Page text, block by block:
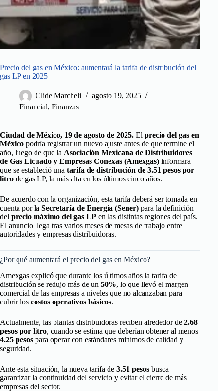
Precio del gas en México: aumentará la tarifa de distribución del
gas LP en 2025
Clide Marcheli
agosto 19, 2025
Financial, Finanzas
Ciudad de México, 19 de agosto de 2025. El precio del gas en
México podría registrar un nuevo ajuste antes de que termine el
año, luego de que la Asociación Mexicana de Distribuidores
de Gas Licuado y Empresas Conexas (Amexgas) informara
que se estableció una tarifa de distribución de 3.51 pesos por
litro de gas LP, la más alta en los últimos cinco años.
De acuerdo con la organización, esta tarifa deberá ser tomada en
cuenta por la Secretaría de Energía (Sener) para la definición
del precio máximo del gas LP en las distintas regiones del país.
El anuncio llega tras varios meses de mesas de trabajo entre
autoridades y empresas distribuidoras.
¿Por qué aumentará el precio del gas en México?
Amexgas explicó que durante los últimos años la tarifa de
distribución se redujo más de un 50%, lo que llevó el margen
comercial de las empresas a niveles que no alcanzaban para
cubrir los costos operativos básicos.
Actualmente, las plantas distribuidoras reciben alrededor de 2.68
pesos por litro, cuando se estima que deberían obtener al menos
4.25 pesos para operar con estándares mínimos de calidad y
seguridad.
Ante esta situación, la nueva tarifa de 3.51 pesos busca
garantizar la continuidad del servicio y evitar el cierre de más
empresas del sector.